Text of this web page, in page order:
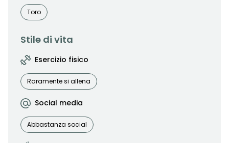
Toro
Stile di vita
Esercizio fisico
Raramente si allena
Social media
Abbastanza social